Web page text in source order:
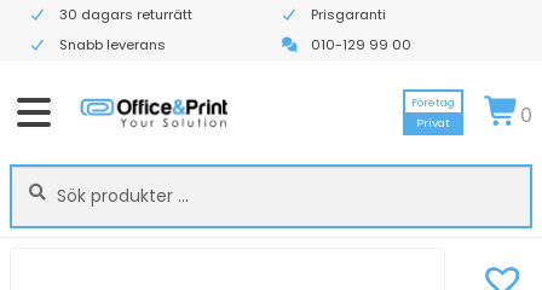
30 dagars returrätt
Prisgaranti
Snabb leverans
010-129 99 00
Sök
efter:
Sök
Företag
Privat
0